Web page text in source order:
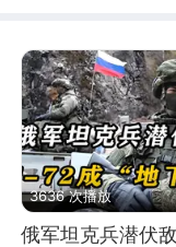
3636 次播放
俄军坦克兵潜伏